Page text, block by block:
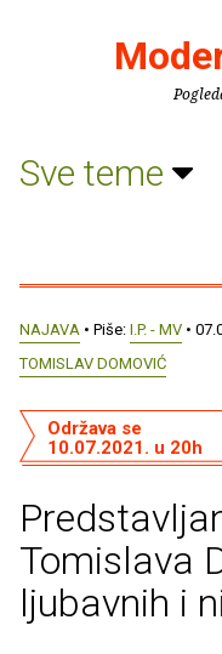
Sve teme
NAJAVA • Piše: I.P. - MV •
TOMISLAV DOMOVIĆ
Tomislava
ljubavnih i
Održava se
10.07.2021. u 20h